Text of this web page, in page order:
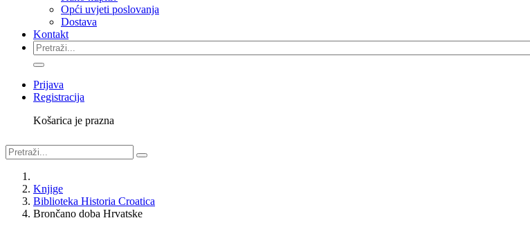
Opći uvjeti poslovanja
Dostava
Kontakt
Prijava
Registracija
Košarica je prazna
Knjige
Biblioteka Historia Croatica
Brončano doba Hrvatske